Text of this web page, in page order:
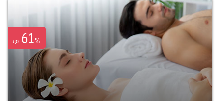
до 61%